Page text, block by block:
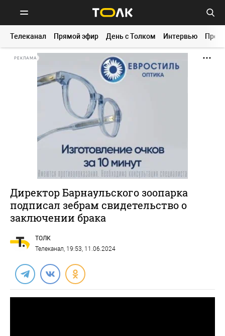
Телеканал Прямой эфир День с Толком Интервью
РЕКЛАМА
Директор Барнаульского зоопарка
подписал зебрам свидетельство о
заключении брака
ТОЛК
Телеканал, 19:53, 11.06.2024